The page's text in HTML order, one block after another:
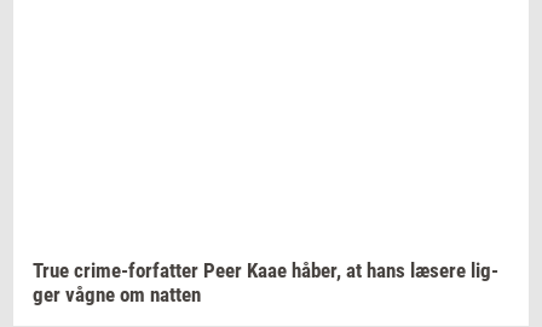
True crime-​forfatter Peer Kaae håber, at hans læ­se­re lig­
ger vågne om nat­ten